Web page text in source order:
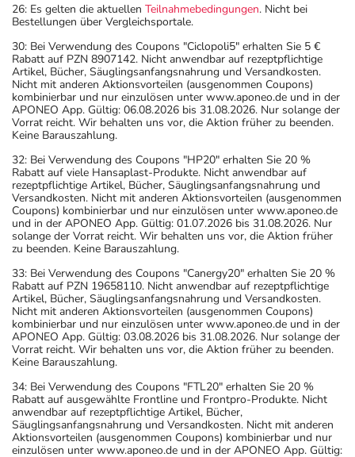
26: Es gelten die aktuellen Teilnahmebedingungen. Nicht bei
Bestellungen über Vergleichsportale.
30: Bei Verwendung des Coupons "Ciclopoli5" erhalten Sie 5 €
Rabatt auf PZN 8907142. Nicht anwendbar auf rezeptpflichtige
Artikel, Bücher, Säuglingsanfangsnahrung und Versandkosten.
Nicht mit anderen Aktionsvorteilen (ausgenommen Coupons)
kombinierbar und nur einzulösen unter www.aponeo.de und in der
APONEO App. Gültig: 06.08.2026 bis 31.08.2026. Nur solange der
Vorrat reicht. Wir behalten uns vor, die Aktion früher zu beenden.
Keine Barauszahlung.
32: Bei Verwendung des Coupons "HP20" erhalten Sie 20 %
Rabatt auf viele Hansaplast-Produkte. Nicht anwendbar auf
rezeptpflichtige Artikel, Bücher, Säuglingsanfangsnahrung und
Versandkosten. Nicht mit anderen Aktionsvorteilen (ausgenommen
Coupons) kombinierbar und nur einzulösen unter www.aponeo.de
und in der APONEO App. Gültig: 01.07.2026 bis 31.08.2026. Nur
solange der Vorrat reicht. Wir behalten uns vor, die Aktion früher
zu beenden. Keine Barauszahlung.
33: Bei Verwendung des Coupons "Canergy20" erhalten Sie 20 %
Rabatt auf PZN 19658110. Nicht anwendbar auf rezeptpflichtige
Artikel, Bücher, Säuglingsanfangsnahrung und Versandkosten.
Nicht mit anderen Aktionsvorteilen (ausgenommen Coupons)
kombinierbar und nur einzulösen unter www.aponeo.de und in der
APONEO App. Gültig: 03.08.2026 bis 31.08.2026. Nur solange der
Vorrat reicht. Wir behalten uns vor, die Aktion früher zu beenden.
Keine Barauszahlung.
34: Bei Verwendung des Coupons "FTL20" erhalten Sie 20 %
Rabatt auf ausgewählte Frontline und Frontpro-Produkte. Nicht
anwendbar auf rezeptpflichtige Artikel, Bücher,
Säuglingsanfangsnahrung und Versandkosten. Nicht mit anderen
Aktionsvorteilen (ausgenommen Coupons) kombinierbar und nur
einzulösen unter www.aponeo.de und in der APONEO App. Gültig: